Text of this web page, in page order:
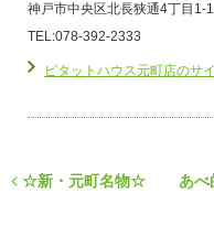
神戸市中央区北長狭通4丁目1-1
TEL:078-392-2333
ピタットハウス元町店のサ
☆新・元町名物☆ あべ